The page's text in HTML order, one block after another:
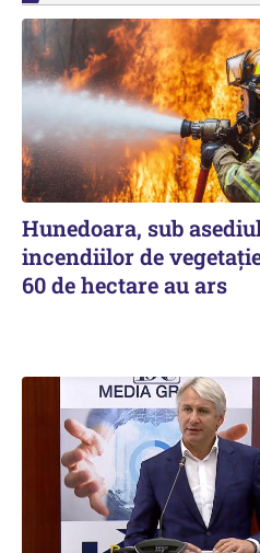
Hunedoara, sub
incendiilor de
60 de hectare au ars